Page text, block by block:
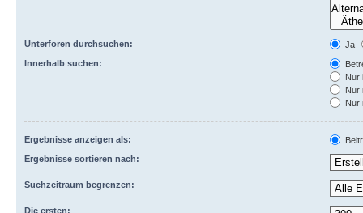
Unterforen durchsuchen:
Ja
Innerhalb suchen:
Nur
Nur
Nur
Ergebnisse anzeigen als:
Ergebnisse sortieren nach:
Suchzeitraum begrenzen:
Die ersten: